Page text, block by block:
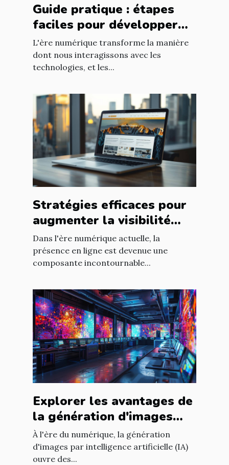
Guide pratique : étapes
faciles pour développer
votre propre chatbot sans
programmation
L'ère numérique transforme la manière
dont nous interagissons avec les
technologies, et les...
Stratégies efficaces pour
augmenter la visibilité
d'une entreprise en ligne
Dans l'ère numérique actuelle, la
présence en ligne est devenue une
composante incontournable...
Explorer les avantages de
la génération d'images
par intelligence artificielle
À l'ère du numérique, la génération
d'images par intelligence artificielle (IA)
ouvre des...